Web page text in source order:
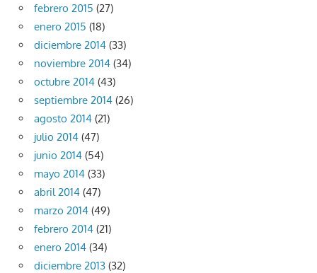
febrero 2015 (27)
enero 2015 (18)
diciembre 2014 (33)
noviembre 2014 (34)
octubre 2014 (43)
septiembre 2014 (26)
agosto 2014 (21)
julio 2014 (47)
junio 2014 (54)
mayo 2014 (33)
abril 2014 (47)
marzo 2014 (49)
febrero 2014 (21)
enero 2014 (34)
diciembre 2013 (32)